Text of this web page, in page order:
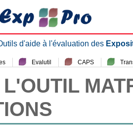
d'aide à l'évaluation des
Evalutil CAPS